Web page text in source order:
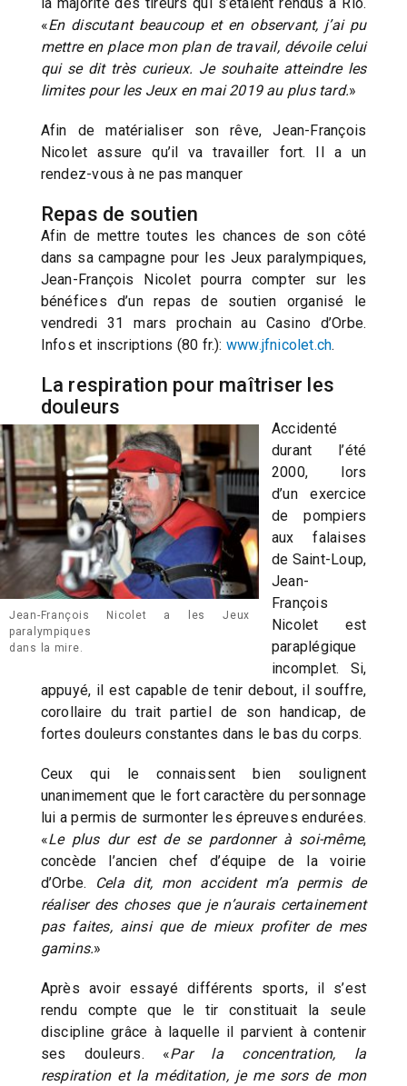
«En discutant beaucoup et en observant, j’ai pu
mettre en place mon plan de travail, dévoile celui
qui se dit très curieux. Je souhaite atteindre les
limites pour les Jeux en mai 2019 au plus tard.»
Afin de matérialiser son rêve, Jean-François
Nicolet assure qu’il va travailler fort. Il a un
rendez-vous à ne pas manquer
Repas de soutien
Afin de mettre toutes les chances de son côté
dans sa campagne pour les Jeux paralympiques,
Jean-François Nicolet pourra compter sur les
bénéfices d’un repas de soutien organisé le
vendredi 31 mars prochain au Casino d’Orbe.
Infos et inscriptions (80 fr.): www.jfnicolet.ch.
La respiration pour maîtriser les
douleurs
Jean-François Nicolet a les Jeux
paralympiques
dans la mire.
Accidenté
durant l’été
2000, lors
d’un exercice
de pompiers
aux falaises
de Saint-Loup,
Jean-
François
Nicolet est
paraplégique
incomplet. Si,
appuyé, il est capable de tenir debout, il souffre,
corollaire du trait partiel de son handicap, de
fortes douleurs constantes dans le bas du corps.
Ceux qui le connaissent bien soulignent
unanimement que le fort caractère du personnage
lui a permis de surmonter les épreuves endurées.
«Le plus dur est de se pardonner à soi-même,
concède l’ancien chef d’équipe de la voirie
d’Orbe. Cela dit, mon accident m’a permis de
réaliser des choses que je n’aurais certainement
pas faites, ainsi que de mieux profiter de mes
gamins.»
Après avoir essayé différents sports, il s’est
rendu compte que le tir constituait la seule
discipline grâce à laquelle il parvient à contenir
ses douleurs. «Par la concentration, la
respiration et la méditation, je me sors de mon